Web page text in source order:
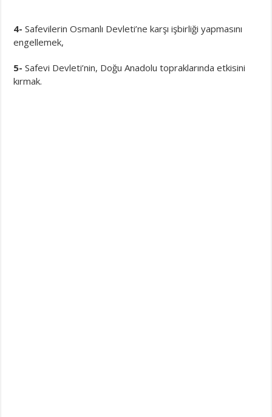
4-Safevilerin Osmanlı Devleti’ne karşı işbirliği yapmasını
engellemek,
5-Safevi Devleti’nin, Doğu Anadolu topraklarında etkisini
kırmak.